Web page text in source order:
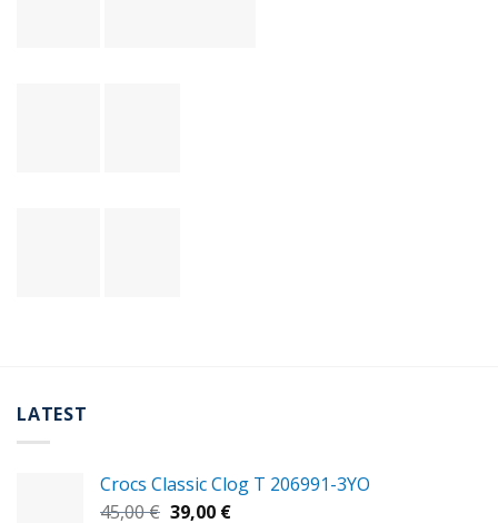
LATEST
Crocs Classic Clog T 206991-3YΟ
45,00€ Original
39,00 €Η